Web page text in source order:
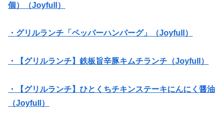
個）（Joyfull）
・グリルランチ「ペッパーハンバーグ」（Joyfull）
・【グリルランチ】鉄板旨辛豚キムチランチ（Joyfull）
・【グリルランチ】ひとくちチキンステーキにんにく醤油
（Joyfull）